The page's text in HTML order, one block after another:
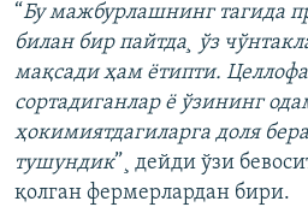
“Бу мажбурлашнинг тагида
билан бир пайтда¸ ўз
мақсади ҳам ëтипти.
сортадиганлар ë ўзининг
ҳокимиятдагиларга доля
тушундик”¸ дейди ўзи
қолган фермерлардан бири.